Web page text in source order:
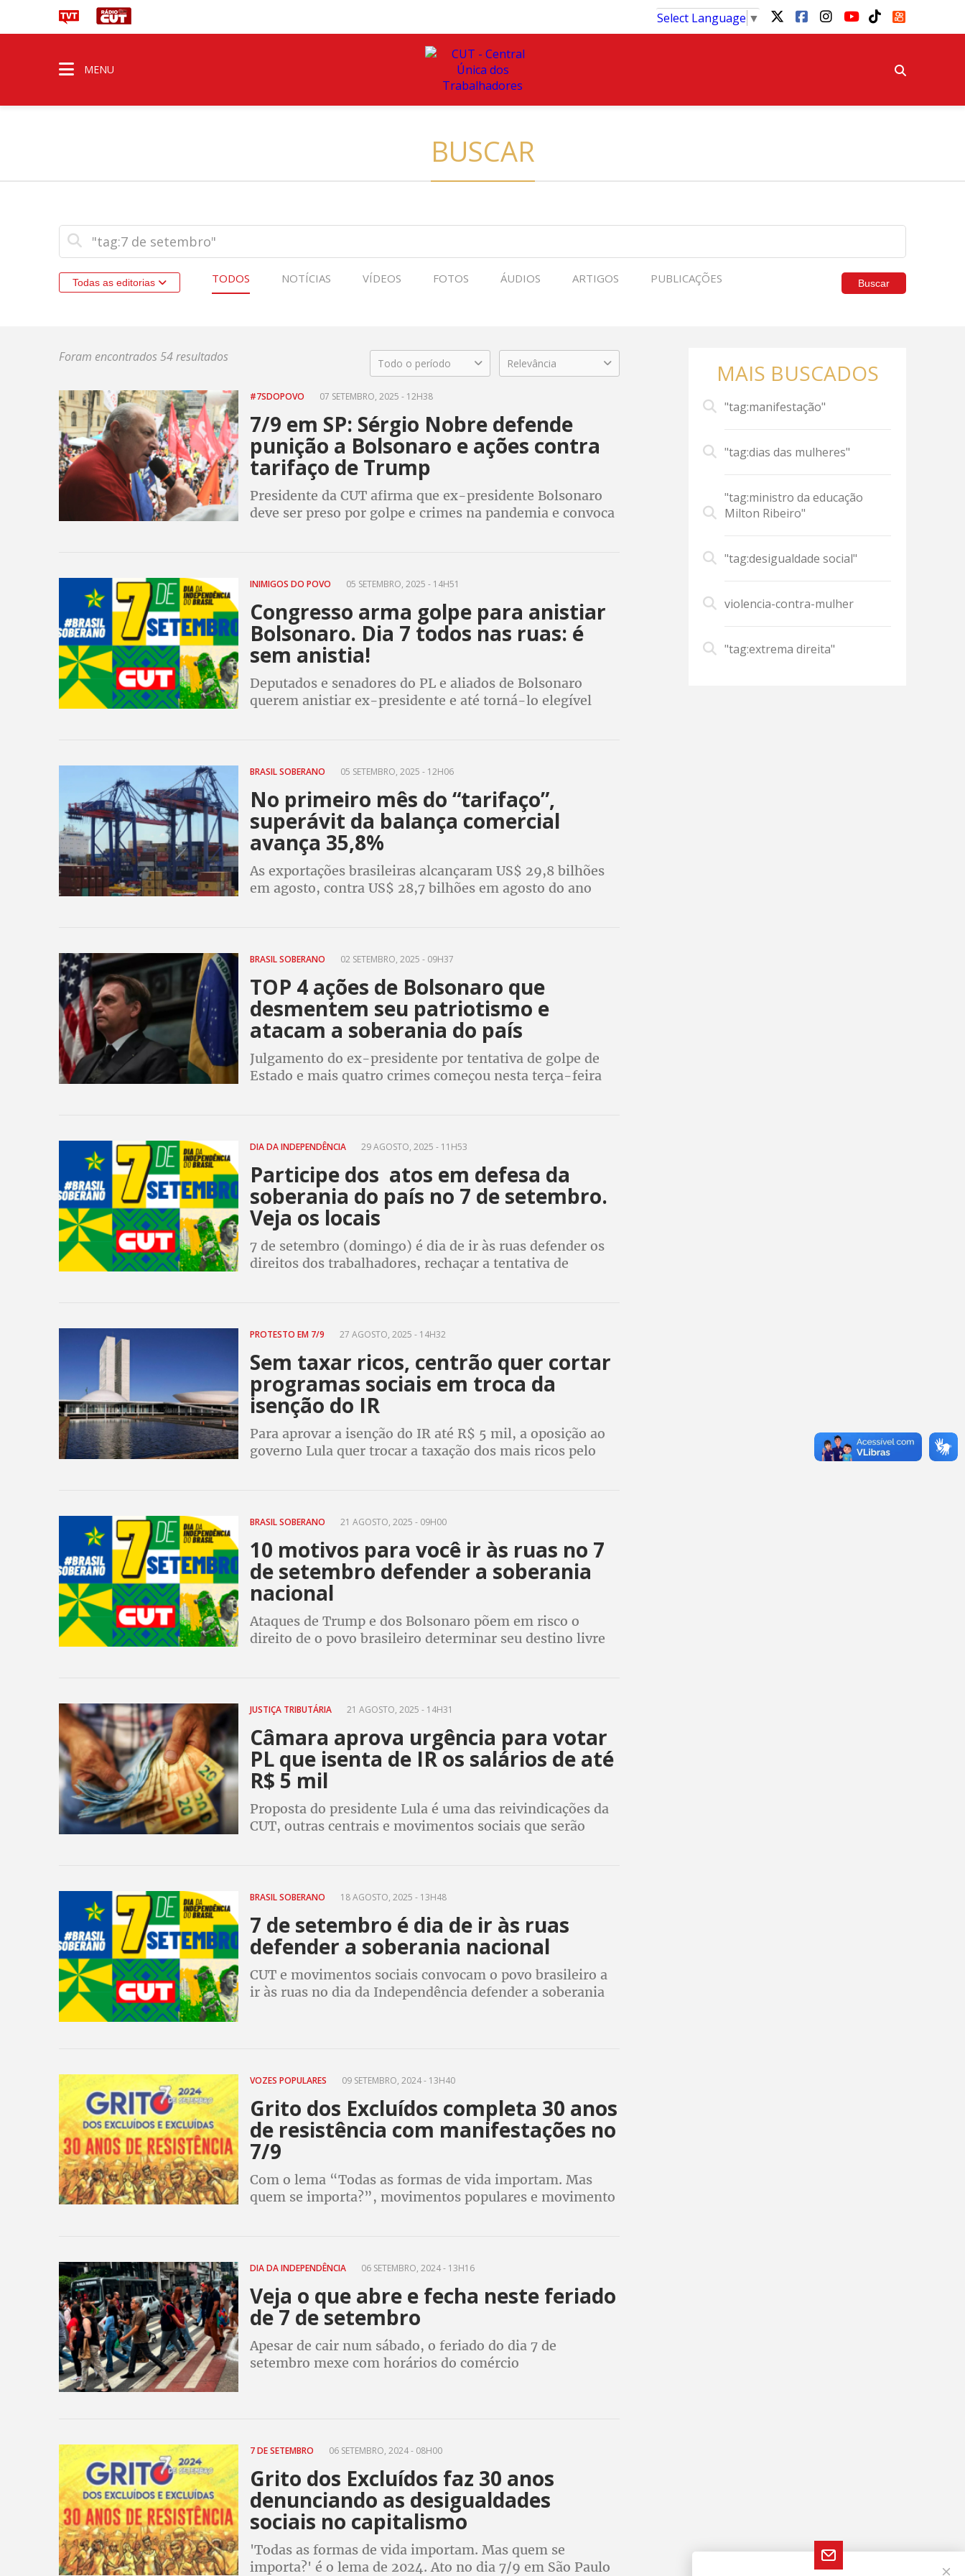
Select Language ▼
MENU
BUSCAR
Todas as editorias TODOS NOTÍCIAS VÍDEOS FOTOS ÁUDIOS ARTIGOS PUBLICAÇÕES Buscar
Foram encontrados 54 resultados Todo o período Relevância
#7SDOPOVO 07 SETEMBRO, 2025 - 12H38
7/9 em SP: Sérgio Nobre defende
punição a Bolsonaro e ações contra
tarifaço de Trump
Presidente da CUT afirma que ex-presidente Bolsonaro
deve ser preso por golpe e crimes na pandemia e convoca
INIMIGOS DO POVO 05 SETEMBRO, 2025 - 14H51
Congresso arma golpe para anistiar
Bolsonaro. Dia 7 todos nas ruas: é
sem anistia!
Deputados e senadores do PL e aliados de Bolsonaro
querem anistiar ex-presidente e até torná-lo elegível
BRASIL SOBERANO 05 SETEMBRO, 2025 - 12H06
No primeiro mês do “tarifaço”,
superávit da balança comercial
avança 35,8%
As exportações brasileiras alcançaram US$ 29,8 bilhões
em agosto, contra US$ 28,7 bilhões em agosto do ano
BRASIL SOBERANO 02 SETEMBRO, 2025 - 09H37
TOP 4 ações de Bolsonaro que
desmentem seu patriotismo e
atacam a soberania do país
Julgamento do ex-presidente por tentativa de golpe de
Estado e mais quatro crimes começou nesta terça-feira
DIA DA INDEPENDÊNCIA 29 AGOSTO, 2025 - 11H53
Participe dos atos em defesa da
soberania do país no 7 de setembro.
Veja os locais
7 de setembro (domingo) é dia de ir às ruas defender os
direitos dos trabalhadores, rechaçar a tentativa de
PROTESTO EM 7/9 27 AGOSTO, 2025 - 14H32
Sem taxar ricos, centrão quer cortar
programas sociais em troca da
isenção do IR
Para aprovar a isenção do IR até R$ 5 mil, a oposição ao
governo Lula quer trocar a taxação dos mais ricos pelo
BRASIL SOBERANO 21 AGOSTO, 2025 - 09H00
10 motivos para você ir às ruas no 7
de setembro defender a soberania
nacional
Ataques de Trump e dos Bolsonaro põem em risco o
direito de o povo brasileiro determinar seu destino livre
JUSTIÇA TRIBUTÁRIA 21 AGOSTO, 2025 - 14H31
Câmara aprova urgência para votar
PL que isenta de IR os salários de até
R$ 5 mil
Proposta do presidente Lula é uma das reivindicações da
CUT, outras centrais e movimentos sociais que serão
BRASIL SOBERANO 18 AGOSTO, 2025 - 13H48
7 de setembro é dia de ir às ruas
defender a soberania nacional
CUT e movimentos sociais convocam o povo brasileiro a
ir às ruas no dia da Independência defender a soberania
VOZES POPULARES 09 SETEMBRO, 2024 - 13H40
Grito dos Excluídos completa 30 anos
de resistência com manifestações no
7/9
Com o lema “Todas as formas de vida importam. Mas
quem se importa?”, movimentos populares e movimento
DIA DA INDEPENDÊNCIA 06 SETEMBRO, 2024 - 13H16
Veja o que abre e fecha neste feriado
de 7 de setembro
Apesar de cair num sábado, o feriado do dia 7 de
setembro mexe com horários do comércio
7 DE SETEMBRO 06 SETEMBRO, 2024 - 08H00
Grito dos Excluídos faz 30 anos
denunciando as desigualdades
sociais no capitalismo
'Todas as formas de vida importam. Mas quem se
importa?' é o lema de 2024. Ato no dia 7/9 em São Paulo
MAIS BUSCADOS
"tag:manifestação"
"tag:dias das mulheres"
"tag:ministro da educação
Milton Ribeiro"
"tag:desigualdade social"
violencia-contra-mulher
"tag:extrema direita"